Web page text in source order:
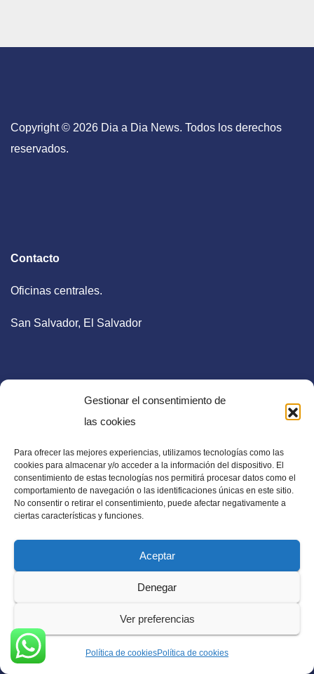
Gestionar el consentimiento de
las cookies
Para ofrecer las mejores experiencias, utilizamos tecnologías como las
cookies para almacenar y/o acceder a la información del dispositivo. El
consentimiento de estas tecnologías nos permitirá procesar datos como el
comportamiento de navegación o las identificaciones únicas en este sitio.
No consentir o retirar el consentimiento, puede afectar negativamente a
ciertas características y funciones.
Aceptar
Denegar
Ver preferencias
Política de cookiesPolítica de cookies
Copyright © 2026 Dia a Dia News. Todos los derechos
reservados.
Contacto
Oficinas centrales.
San Salvador, El Salvador
+503 7104-9420
E-mail